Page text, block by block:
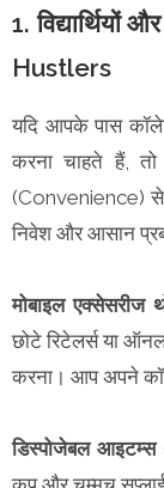
1. विद्यार्थियों
Hustlers
यदि आपके पास
करना चाहते हैं, तो
(Convenience)
निवेश और आसान
मोबाइल एक्सेसरीज
छोटे रिटेलर्स या
करना। आप अपने
डिस्पोजेबल आइटम्स